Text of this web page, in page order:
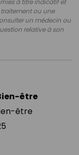
ou une
un médecin ou
relative à son
être
être